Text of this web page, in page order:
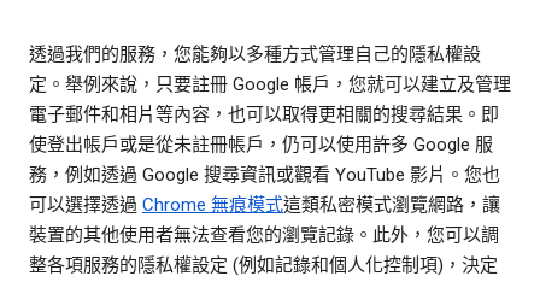
透過我們的服務，您能夠以多種方式管理自己的隱私權設
定。舉例來說，只要註冊 Google 帳戶，您就可以建立及管理
電子郵件和相片等內容，也可以取得更相關的搜尋結果。即
使登出帳戶或是從未註冊帳戶，仍可以使用許多 Google 服
務，例如透過 Google 搜尋資訊或觀看 YouTube 影片。您也
可以選擇透過 Chrome 無痕模式這類私密模式瀏覽網路，讓
裝置的其他使用者無法查看您的瀏覽記錄。此外，您可以調
整各項服務的隱私權設定 (例如記錄和個人化控制項)，決定